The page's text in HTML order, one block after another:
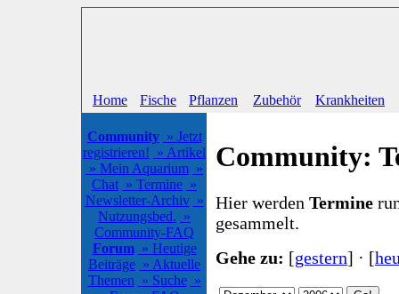
Home Fische Pflanzen Zubehör Krankheiten
Community » Jetzt
registrieren! » Artikel
» Mein Aquarium »
Chat » Termine »
Newsletter-Archiv »
Nutzungsbed. »
Community-FAQ
Forum » Heutige
Beiträge » Aktuelle
Themen » Suche »
Community:
Hier werden Termine
gesammelt.
Gehe zu: [gestern] · [